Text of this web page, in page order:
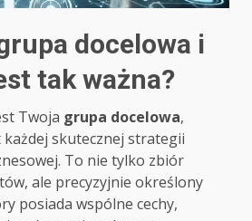
docelowa i
tak ważna?
Twoja grupa docelowa,
skutecznej strategii
To nie tylko zbiór
ale precyzyjnie określony
posiada wspólne cechy,